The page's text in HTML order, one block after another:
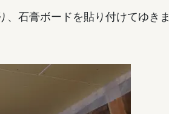
石膏ボードを貼り付けてゆきま